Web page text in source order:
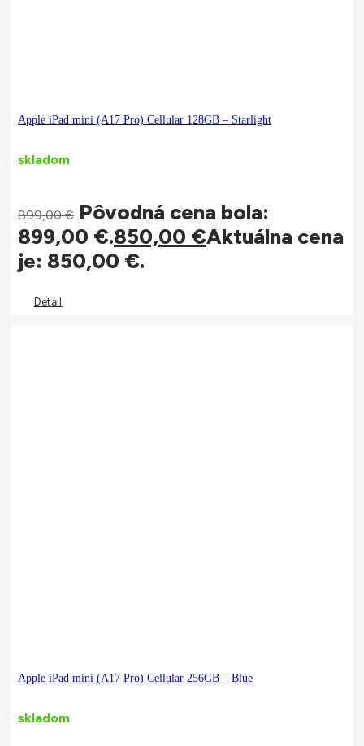
Apple iPad mini (A17 Pro) Cellular 128GB – Starlight
skladom
899,00€ Pôvodná cena bola:
899,00 €.850,00 €Aktuálna cena
je: 850,00 €.
Detail
Apple iPad mini (A17 Pro) Cellular 256GB – Blue
skladom